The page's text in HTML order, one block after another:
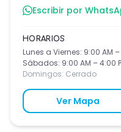
Escribir por
HORARIOS
Lunes a Viernes: 9:00 AM –
Sábados: 9:00 AM – 4:00
Domingos: Cerrado
Ver Mapa